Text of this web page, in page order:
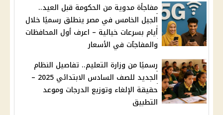
مفاجأة مدوية من الحكومة قبل العيد..
الجيل الخامس في مصر ينطلق رسميًا خلال
أيام بسرعات خيالية – اعرف أول المحافظات
والمفاجآت في الأسعار
رسميًا من وزارة التعليم.. تفاصيل النظام
الجديد للصف السادس الابتدائي 2025 –
حقيقة الإلغاء وتوزيع الدرجات وموعد
التطبيق